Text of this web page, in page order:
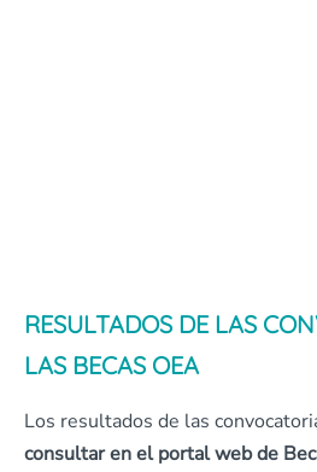
RESULTADOS DE LAS
LAS BECAS OEA
Los resultados de las
consultar en el portal web de